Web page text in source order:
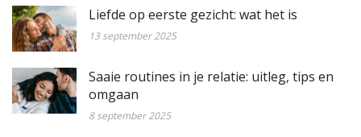
Liefde op eerste gezicht: wat het is
13 september 2025
Saaie routines in je relatie: uitleg, tips en
omgaan
8 september 2025